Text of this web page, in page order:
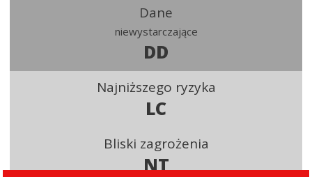
Dane
niewystarczające
DD
Najniższego ryzyka
LC
Bliski zagrożenia
NT